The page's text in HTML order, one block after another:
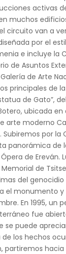
activas
muchos
circuito van a
por el
e incluye la
de Asuntos
de Arte
principales de
de Gato”,
ubicada en
arte moderno
por la
panorámica de
de Ereván.
de
del genocidio
el monumento y
En 1995, un
fue
se puede
los hechos
partiremos